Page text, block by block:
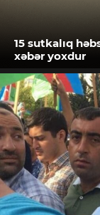
15 sutkalıq
xəbər yoxdur